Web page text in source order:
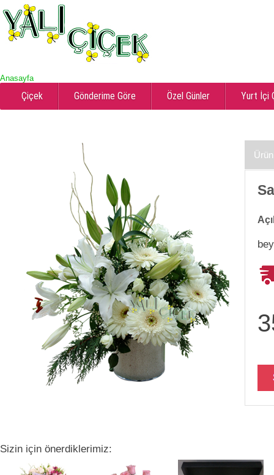
Anasayfa
Çiçek Gönderime Göre Özel Günler Yurt İçi
Sizin için önerdiklerimiz: